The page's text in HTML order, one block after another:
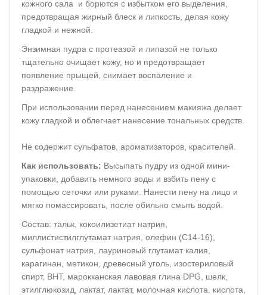
кожного сала и борются с избытком его выделения,
предотвращая жирный блеск и липкость, делая кожу
гладкой и нежной.
Энзимная пудра с протеазой и липазой не только
тщательно очищает кожу, но и предотвращает
появление прыщей, снимает воспаление и
раздражение.
При использовании перед нанесением макияжа делает
кожу гладкой и облегчает нанесение тональных средств.
Не содержит сульфатов, ароматизаторов, красителей.
Как использовать: Высыпать пудру из одной мини-
упаковки, добавить немного воды и взбить пену с
помощью сеточки или руками. Нанести пену на лицо и
мягко помассировать, после обильно смыть водой.
Состав: тальк, кокоилизетиат натрия,
миллистистилглутамат натрия, олефин (C14-16),
сульфонат натрия, лауриновый глутамат калия,
карагинан, метикон, древесный уголь, изостериловый
спирт, BHT, марокканская лавовая глина DPG, шелк,
этилглюкозид, лактат, лактат, молочная кислота. кислота,